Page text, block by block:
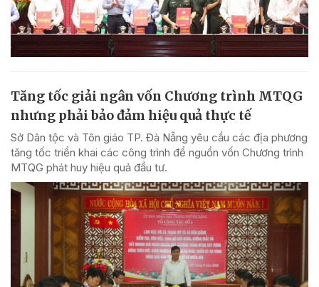
Tăng tốc giải ngân vốn Chương trình MTQG
nhưng phải bảo đảm hiệu quả thực tế
Sở Dân tộc và Tôn giáo TP. Đà Nẵng yêu cầu các địa phương
tăng tốc triển khai các công trình để nguồn vốn Chương trình
MTQG phát huy hiệu quả đầu tư.